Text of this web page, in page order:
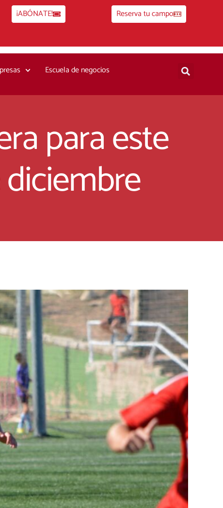
¡ABÓNATE! Reserva tu campo
Escuela de negocios
para este